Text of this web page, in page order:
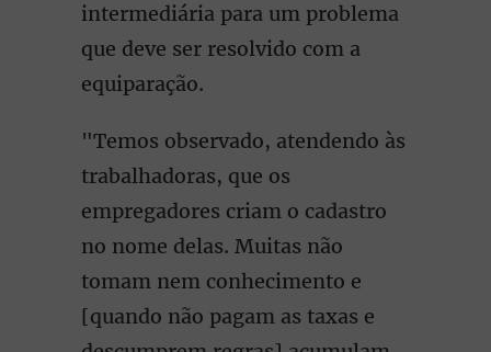
intermediária para um problema
que deve ser resolvido com a
equiparação.
"Temos observado, atendendo às
trabalhadoras, que os
empregadores criam o cadastro
no nome delas. Muitas não
tomam nem conhecimento e
[quando não pagam as taxas e